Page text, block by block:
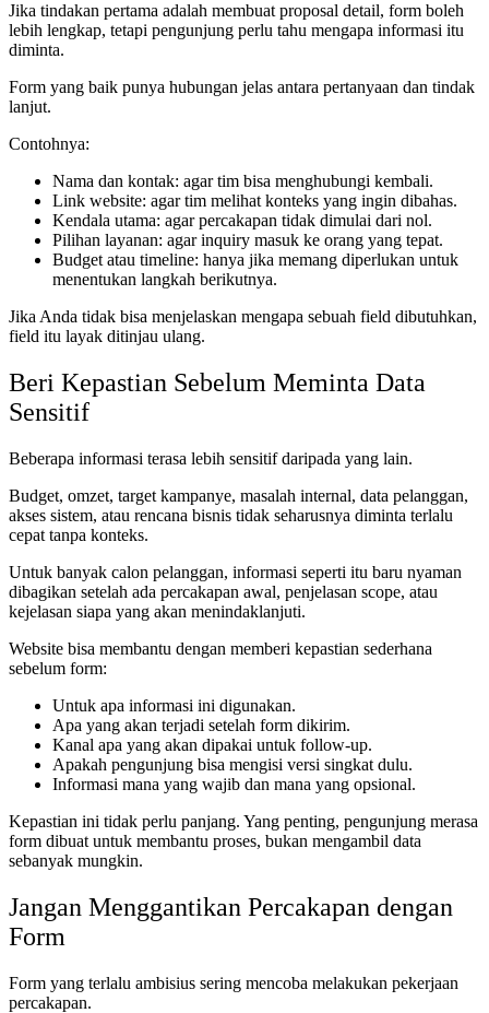
Jika tindakan pertama adalah membuat proposal detail, form boleh
lebih lengkap, tetapi pengunjung perlu tahu mengapa informasi itu
diminta.
Form yang baik punya hubungan jelas antara pertanyaan dan tindak
lanjut.
Contohnya:
Nama dan kontak: agar tim bisa menghubungi kembali.
Link website: agar tim melihat konteks yang ingin dibahas.
Kendala utama: agar percakapan tidak dimulai dari nol.
Pilihan layanan: agar inquiry masuk ke orang yang tepat.
Budget atau timeline: hanya jika memang diperlukan untuk
menentukan langkah berikutnya.
Jika Anda tidak bisa menjelaskan mengapa sebuah field dibutuhkan,
field itu layak ditinjau ulang.
Beri Kepastian Sebelum Meminta Data
Sensitif
Beberapa informasi terasa lebih sensitif daripada yang lain.
Budget, omzet, target kampanye, masalah internal, data pelanggan,
akses sistem, atau rencana bisnis tidak seharusnya diminta terlalu
cepat tanpa konteks.
Untuk banyak calon pelanggan, informasi seperti itu baru nyaman
dibagikan setelah ada percakapan awal, penjelasan scope, atau
kejelasan siapa yang akan menindaklanjuti.
Website bisa membantu dengan memberi kepastian sederhana
sebelum form:
Untuk apa informasi ini digunakan.
Apa yang akan terjadi setelah form dikirim.
Kanal apa yang akan dipakai untuk follow-up.
Apakah pengunjung bisa mengisi versi singkat dulu.
Informasi mana yang wajib dan mana yang opsional.
Kepastian ini tidak perlu panjang. Yang penting, pengunjung merasa
form dibuat untuk membantu proses, bukan mengambil data
sebanyak mungkin.
Jangan Menggantikan Percakapan dengan
Form
Form yang terlalu ambisius sering mencoba melakukan pekerjaan
percakapan.